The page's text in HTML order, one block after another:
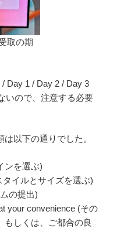
取の期
Day 1 / Day 2 / Day 3
いので、注意する必要
以下の通りでした。
ンを選ぶ)
タイルとサイズを選ぶ)
の提出)
your convenience (その
もしくは、ご都合の良